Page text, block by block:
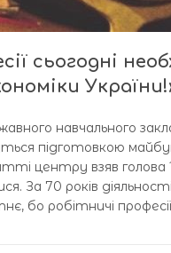
сьогодні
навчального
підготовкою
центру взяв голова
За 70 років
бо робітничі